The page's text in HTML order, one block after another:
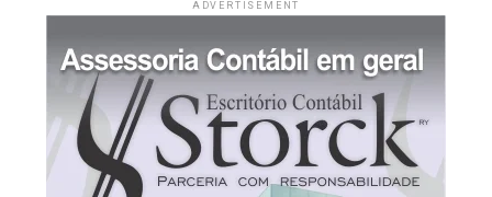
Autor:Cepea
Site: Cepea
ADVERTISEMENT